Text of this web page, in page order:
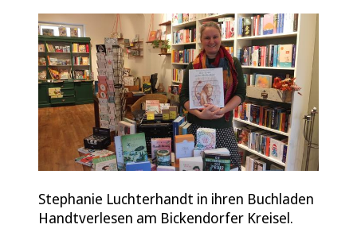
Stephanie Luchterhandt in ihren Buchladen
Handtverlesen am Bickendorfer Kreisel.